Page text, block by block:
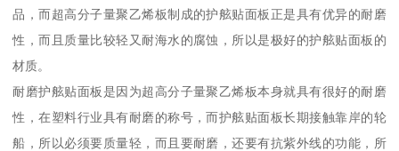
品，而超高分子量聚乙烯板制成的护舷贴面板正是具有优异的耐磨
性，而且质量比较轻又耐海水的腐蚀，所以是极好的护舷贴面板的
材质。
耐磨护舷贴面板是因为超高分子量聚乙烯板本身就具有很好的耐磨
性，在塑料行业具有耐磨的称号，而护舷贴面板长期接触靠岸的轮
船，所以必须要质量轻，而且要耐磨，还要有抗紫外线的功能，所